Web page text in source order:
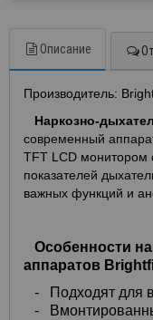
Описание
Производитель:
Наркозно-
современный
TFT LCD монитором
показателей
важных функций и
Особенности
аппаратов
- Подходят для
-